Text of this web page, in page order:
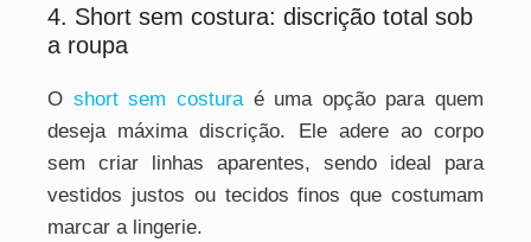
4. Short sem costura: discrição total sob
a roupa
O short sem costura é uma opção para quem
deseja máxima discrição. Ele adere ao corpo
sem criar linhas aparentes, sendo ideal para
vestidos justos ou tecidos finos que costumam
marcar a lingerie.